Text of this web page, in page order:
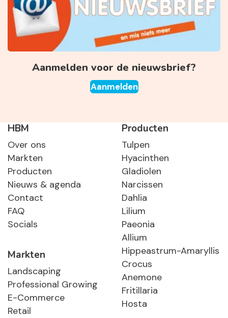
Aanmelden voor de nieuwsbrief?
Aanmelden
HBM
Over ons
Markten
Producten
Nieuws & agenda
Contact
FAQ
Socials
Markten
Landscaping
Professional Growing
E-Commerce
Retail
Producten
Tulpen
Hyacinthen
Gladiolen
Narcissen
Dahlia
Lilium
Paeonia
Allium
Hippeastrum-Amaryllis
Crocus
Anemone
Fritillaria
Hosta